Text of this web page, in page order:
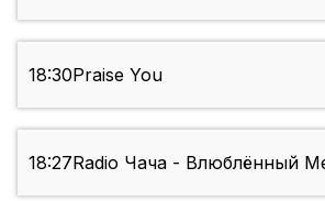
18:30Praise You
18:27Radio Чача - Влюблённый